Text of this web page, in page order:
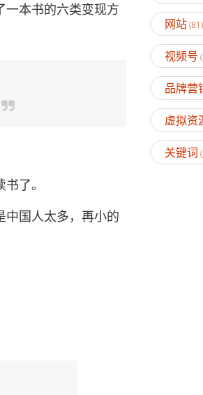
本书的六类变现方
了。
国人太多，再小的
网站(81)
视频号
品牌营
虚拟资
关键词